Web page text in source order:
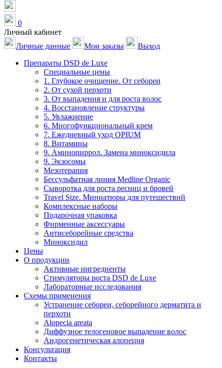
0
Личный кабинет
Личные данные
Мои заказы
Выход
Препараты DSD de Luxe
Специальные цены
1. Глубокое очищение. От себореи
2. От сухой перхоти
3. От выпадения и для роста волос
4. Восстановление структуры
5. Увлажнение
6. Многофункциональный крем
7. Ежедневный уход OPIUM
8. Витамины
9. Аминопиррол. Замена миноксидила
9. Экзосомы
Мезотерапия
Бессульфатная линия Medline Organic
Сыворотка для роста ресниц и бровей
Travel Size. Миниатюры для путешествий
Комплексные наборы
Подарочная упаковка
Фирменные аксессуары
Антисеборейные средства
Миноксидил
Цены
О продукции
Активные ингредиенты
Стимуляторы роста DSD de Luxe
Лабораторные исследования
Схемы применения
Устранение себореи, себорейного дерматита и
перхоти
Alopecia areata
Диффузное телогеновое выпадение волос
Андрогенетическая алопеция
Консультация
Контакты